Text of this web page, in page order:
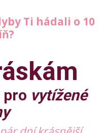
Ti hádali o 10
pro vytížené